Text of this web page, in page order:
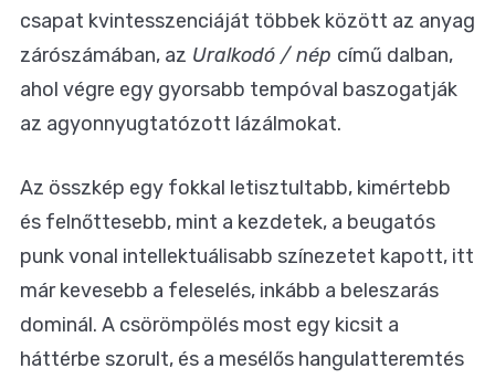
csapat kvintesszenciáját többek között az anyag
zárószámában, az Uralkodó / nép című dalban,
ahol végre egy gyorsabb tempóval baszogatják
az agyonnyugtatózott lázálmokat.
Az összkép egy fokkal letisztultabb, kimértebb
és felnőttesebb, mint a kezdetek, a beugatós
punk vonal intellektuálisabb színezetet kapott, itt
már kevesebb a feleselés, inkább a beleszarás
dominál. A csörömpölés most egy kicsit a
háttérbe szorult, és a mesélős hangulatteremtés